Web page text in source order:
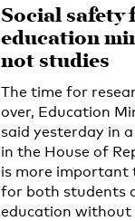
Social
education
not studies
The time for
over, Education
said yesterday in
in the House of
is more important
for both students
education without